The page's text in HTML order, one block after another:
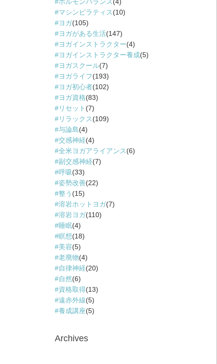
マシンピラティス(10)
ヨガ(105)
ヨガがある生活(147)
ヨガインストラクター(4)
ヨガインストラクター養成(5)
ヨガスクール(7)
ヨガライフ(193)
ヨガ初心者(102)
ヨガ資格(83)
リセット (7)
リラックス(109)
与論島(4)
交感神経(4)
全米ヨガアライアンス(6)
副交感神経(7)
呼吸(33)
姿勢改善(22)
整う (15)
溶岩ホットヨガ(7)
溶岩ヨガ(110)
睡眠(4)
瞑想(18)
美容(5)
老廃物(4)
自律神経(20)
自然(6)
資格取得(13)
遠赤外線(5)
養成講座(5)
Archives